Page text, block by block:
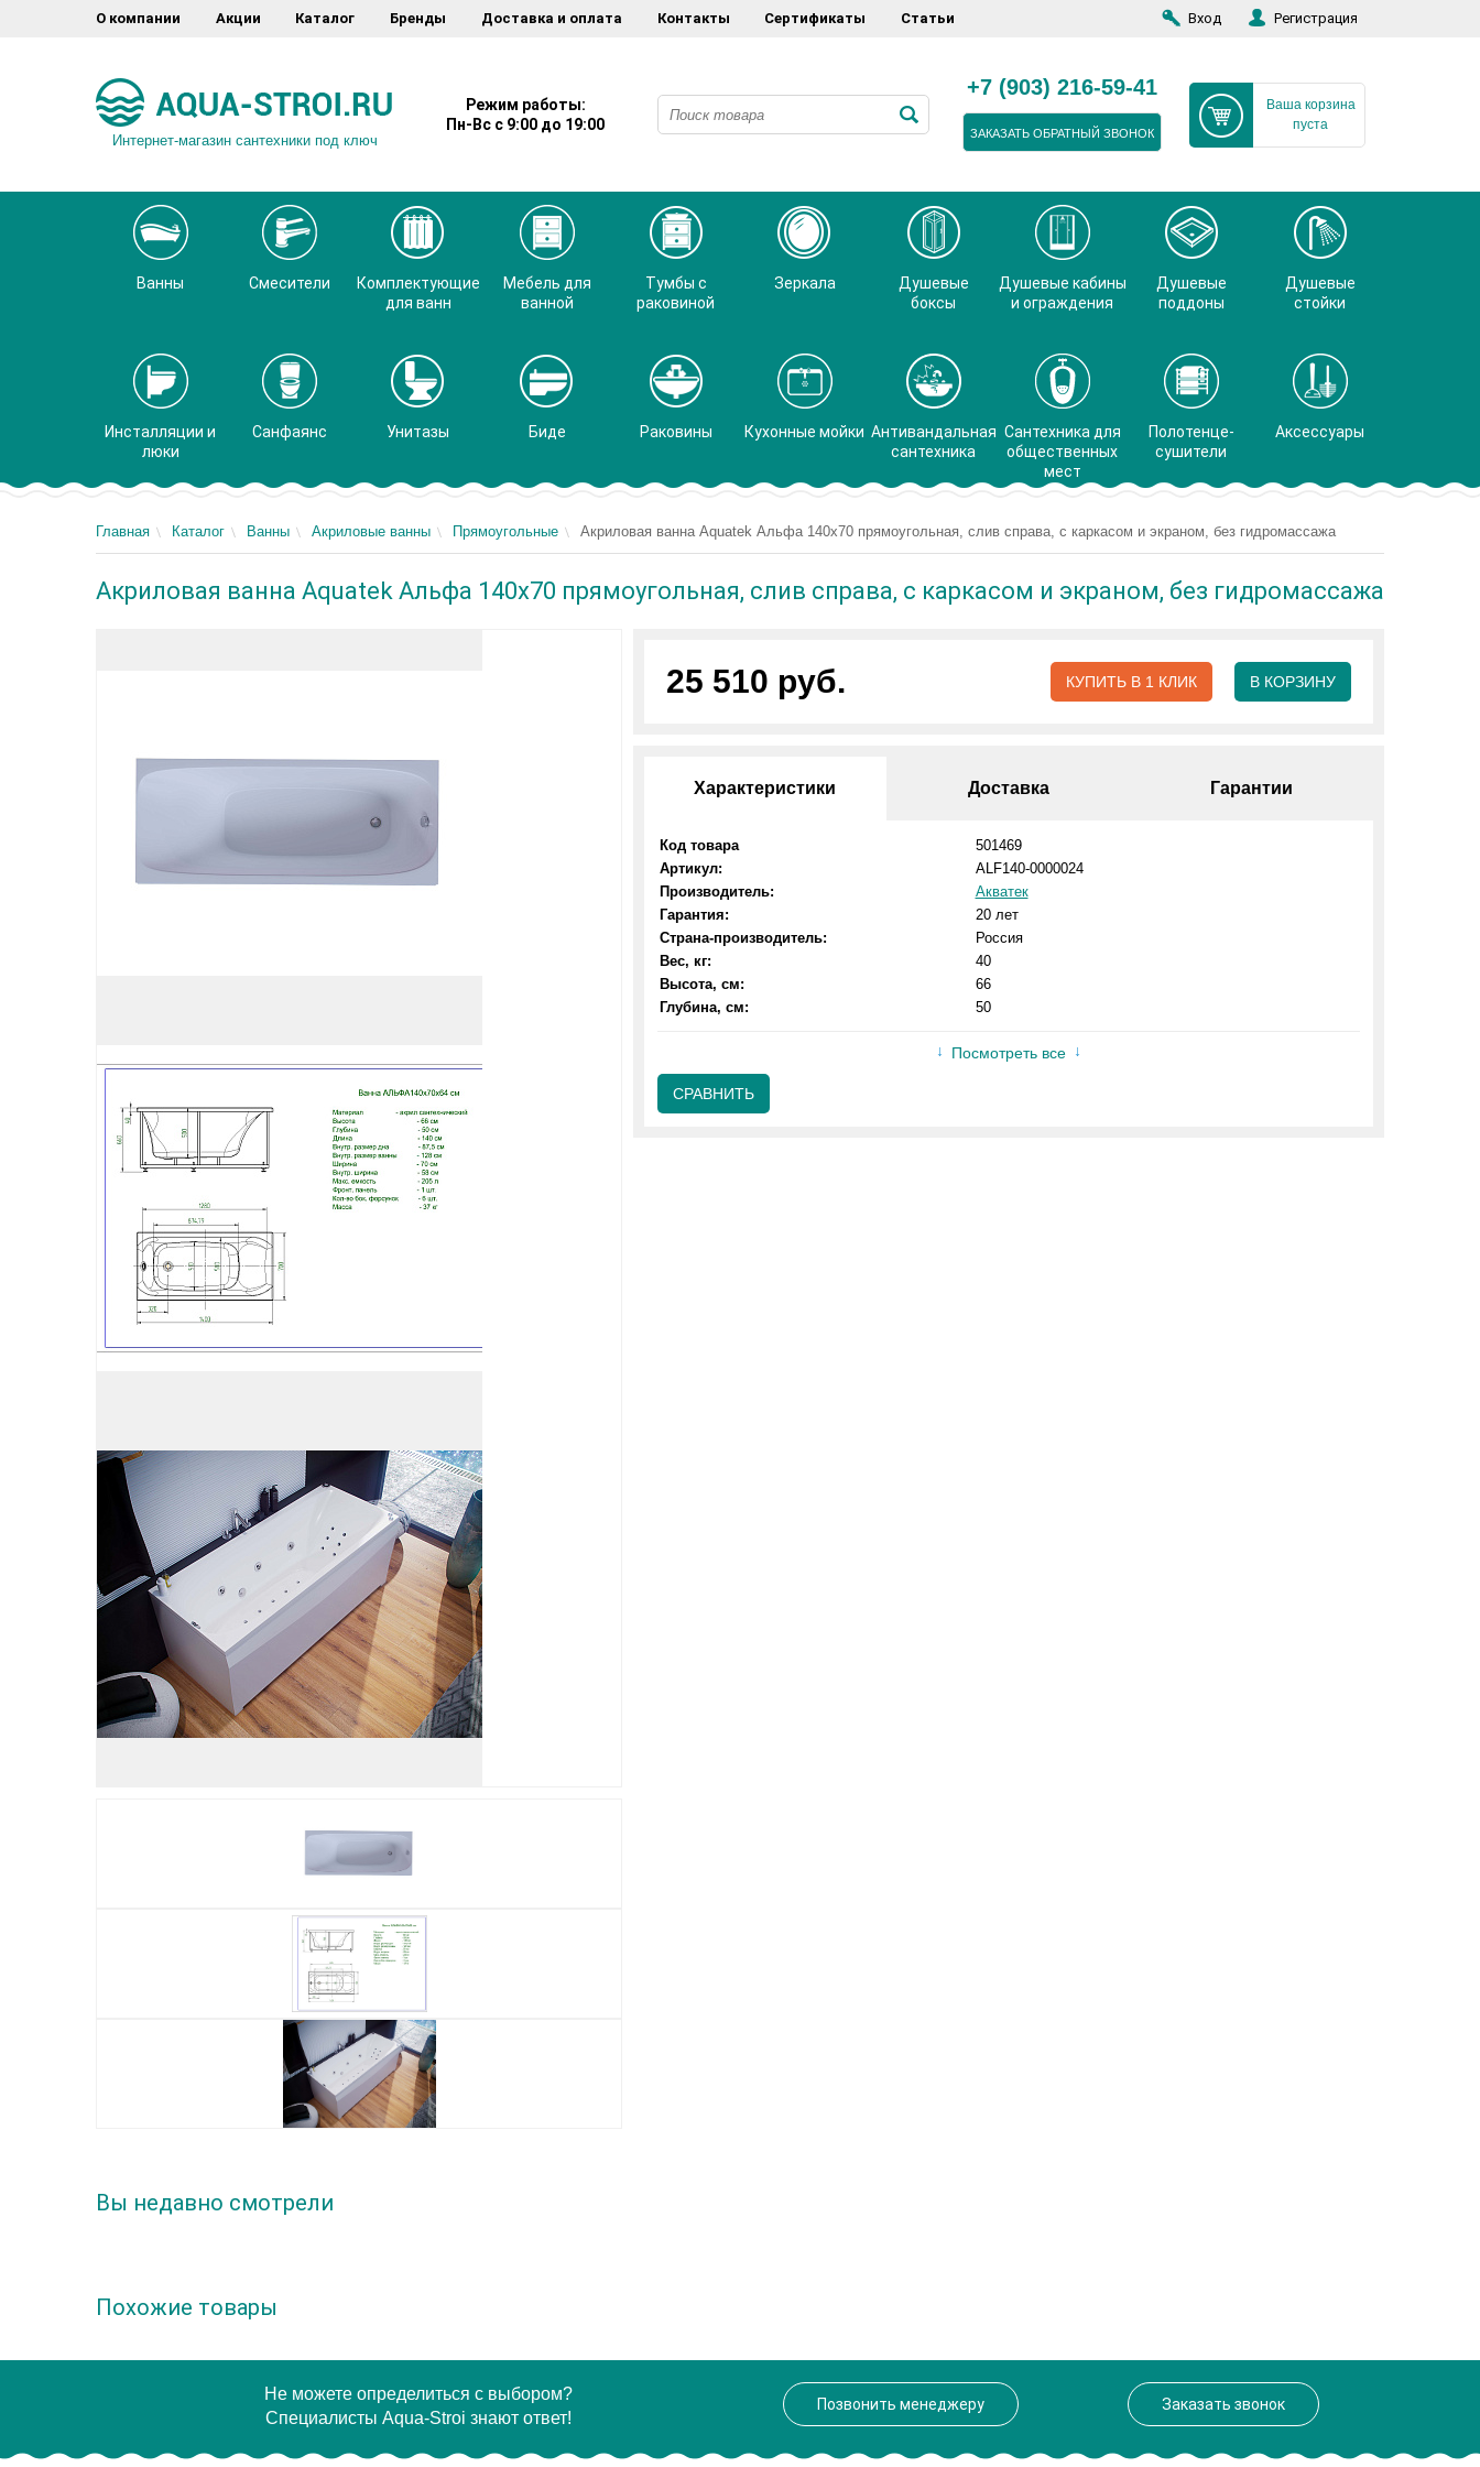
О компании Акции Каталог Бренды Доставка и оплата Контакты Сертификаты Статьи Вход Регистрация
Интернет-магазин сантехники под ключ
Режим работы:
Пн-Вс с 9:00 до 19:00
+7 (903) 216-59-41
ЗАКАЗАТЬ ОБРАТНЫЙ ЗВОНОК
Ваша корзина
пуста
Ванны Смесители
Комплектующие
для ванн
Мебель для
ванной
Тумбы с
раковиной
Зеркала
Душевые
боксы
Душевые кабины
и ограждения
Душевые
поддоны
Душевые
стойки
Инсталляции и
люки
Санфаянс Унитазы Биде Раковины Кухонные мойки Антивандальная
сантехника
Сантехника для
общественных
мест
Полотенце-
сушители
Аксессуары
Главная Каталог Ванны Акриловые ванны Прямоугольные Акриловая ванна Aquatek Альфа 140x70 прямоугольная, слив справа, с каркасом и экраном, без гидромассажа
Акриловая ванна Aquatek Альфа 140x70 прямоугольная, слив справа, с каркасом и экраном, без гидромассажа
25 510 руб. КУПИТЬ В 1 КЛИК В КОРЗИНУ
Характеристики Доставка Гарантии
Код товара
501469
Артикул:
ALF140-0000024
Производитель:
Акватек
Гарантия:
20 лет
Страна-производитель:
Россия
Вес, кг:
40
Высота, см:
66
Глубина, см:
50
Посмотреть все
СРАВНИТЬ
Вы недавно смотрели
Похожие товары
Не можете определиться с выбором?
Специалисты Aqua-Stroi знают ответ!
Позвонить менеджеру Заказать звонок